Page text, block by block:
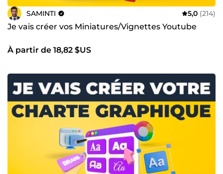
SAMINTI 5,0 (214)
Je vais créer vos Miniatures/Vignettes Youtube
À partir de 18,82 $US